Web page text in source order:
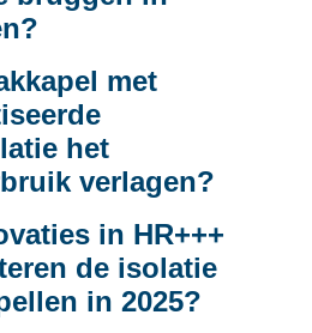
met
het
verlagen?
in HR+++
de isolatie
in 2025?